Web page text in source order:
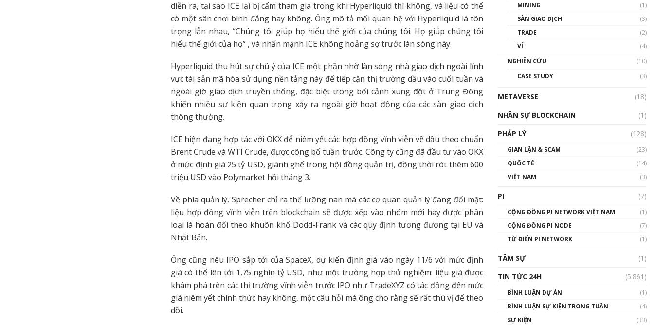
diễn ra, tại sao ICE lại bị cấm tham gia trong khi Hyperliquid thì không, và liệu có thể
có một sân chơi bình đẳng hay không. Ông mô tả mối quan hệ với Hyperliquid là tôn
trọng lẫn nhau, “Chúng tôi giúp họ hiểu thế giới của chúng tôi. Họ giúp chúng tôi
hiểu thế giới của họ” , và nhấn mạnh ICE không hoảng sợ trước làn sóng này.
Hyperliquid thu hút sự chú ý của ICE một phần nhờ làn sóng nhà giao dịch ngoài lĩnh
vực tài sản mã hóa sử dụng nền tảng này để tiếp cận thị trường dầu vào cuối tuần và
ngoài giờ giao dịch truyền thống, đặc biệt trong bối cảnh xung đột ở Trung Đông
khiến nhiều sự kiện quan trọng xảy ra ngoài giờ hoạt động của các sàn giao dịch
thông thường.
ICE hiện đang hợp tác với OKX để niêm yết các hợp đồng vĩnh viễn về dầu theo chuẩn
Brent Crude và WTI Crude, được công bố tuần trước. Công ty cũng đã đầu tư vào OKX
ở mức định giá 25 tỷ USD, giành ghế trong hội đồng quản trị, đồng thời rót thêm 600
triệu USD vào Polymarket hồi tháng 3.
Về phía quản lý, Sprecher chỉ ra thế lưỡng nan mà các cơ quan quản lý đang đối mặt:
liệu hợp đồng vĩnh viễn trên blockchain sẽ được xếp vào nhóm mới hay được phân
loại là hoán đổi theo khuôn khổ Dodd-Frank và các quy định tương đương tại EU và
Nhật Bản.
Ông cũng nêu IPO sắp tới của SpaceX, dự kiến định giá vào ngày 11/6 với mức định
giá có thể lên tới 1,75 nghìn tỷ USD, như một trường hợp thử nghiệm: liệu giá được
khám phá trên các thị trường vĩnh viễn trước IPO như TradeXYZ có tác động đến mức
giá niêm yết chính thức hay không, một câu hỏi mà ông cho rằng sẽ rất thú vị để theo
dõi.
01:34:46
01:32:59
Talkshow17: Mùa đông
Crypto – Chiếc khăn gió ấm
01:49:30
Talkshow 14: MemeCoin –
MINING
(1)
SÀN GIAO DỊCH
(3)
TRADE
(2)
VÍ
(4)
NGHIÊN CỨU
(10)
CASE STUDY
(3)
METAVERSE
(18)
NHÂN SỰ BLOCKCHAIN
(1)
PHÁP LÝ
(128)
GIAN LẬN & SCAM
(23)
QUỐC TẾ
(14)
VIỆT NAM
(3)
PI (7)
CỘNG ĐỒNG PI NETWORK VIỆT NAM
(1)
CỘNG ĐỒNG PI NODE
(7)
TỪ ĐIỂN PI NETWORK
(1)
TÂM SỰ
(1)
TIN TỨC 24H
(5.861)
BÌNH LUẬN DỰ ÁN
(1)
BÌNH LUẬN SỰ KIỆN TRONG TUẦN
(4)
SỰ KIỆN
(33)